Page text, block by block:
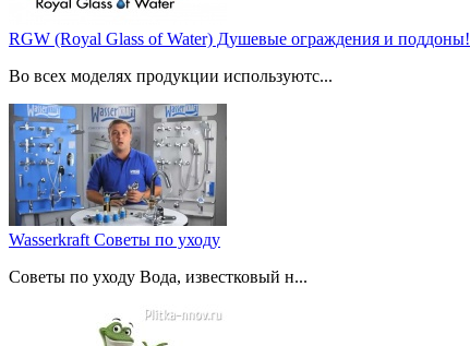
RGW (Royal Glass of Water) Душевые ограждения и поддоны!
Во всех моделях продукции используютс...
Wasserkraft Советы по уходу
Советы по уходу Вода, известковый н...